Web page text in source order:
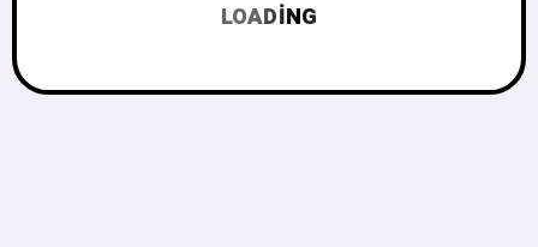
LOADING